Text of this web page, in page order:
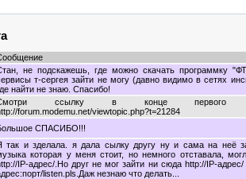
не подскажешь, где можно скачать программку
т-сергея зайти не могу (давно видимо в сетях
найти не знаю. Спасибо!
ссылку в конце первого
forum.modemu.net/viewtopic.php?t=21284
СПАСИБО!!!
так и зделала. я дала сылку другу ну и сама на неё
которая у меня стоит, но немного отставала,
IP-адрес/.Но друг не мог зайти ни сюда http://IP-
listen.pls.Даж незнаю что делать...